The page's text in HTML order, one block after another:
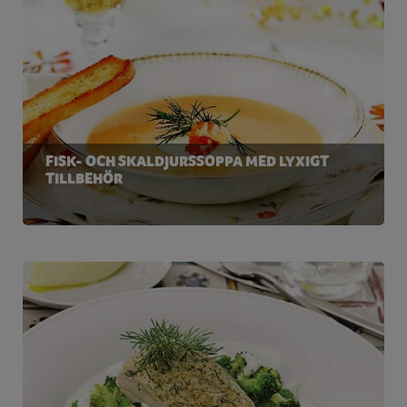
Vitamin A
120 µg
Vitamin D
4 µg (80%*)
Vitamin E
3 mg (25%*)
Vitamin C
24 mg
(30%*)
Tiamin
0.23 mg
Riboflavin
0.3 mg
(21%*)
Vitamin B
12 0.75 µg
FISK- OCH SKALDJURSSOPPA MED LYXIGT
TILLBEHÖR